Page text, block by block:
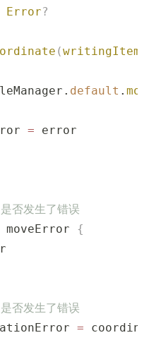
Error?
(
default .
= error
否发生了错误
moveError {
否发生了错误
=